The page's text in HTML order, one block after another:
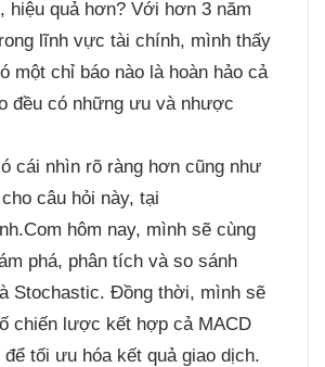
hiệu quả hơn? Với hơn 3 năm
lĩnh vực tài chính, mình thấy
một chỉ báo nào là hoàn hảo cả
đều có những ưu và nhược
cái nhìn rõ ràng hơn cũng như
câu hỏi này, tại
hôm nay, mình sẽ cùng
phá, phân tích và so sánh
Stochastic. Đồng thời, mình sẽ
chiến lược kết hợp cả MACD
tối ưu hóa kết quả giao dịch.